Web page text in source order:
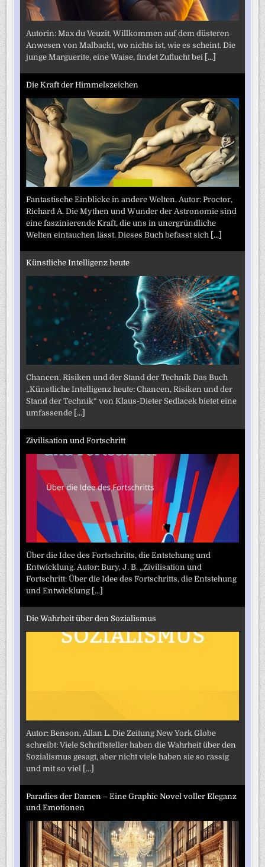
Autorin: Max du Veuzit. Willkommen auf dem düsteren
Anwesen von Malbackt, wo nichts ist, wie es scheint. Die
junge Marguerite, eine Waise, findet Zuflucht bei [...]
Die Kraft der Himmelszeichen
Fantastische Einblicke in andere Welten. Autor: Proctor,
Richard A. Die Mythen und Wunder der Astronomie sind
eine faszinierende Kraft, die uns in unergründliche
Welten eintauchen lässt. Dieses Buch befasst sich [...]
Künstliche Intelligenz heute
Chancen, Risiken und der Stand der Technik Das Buch
„Künstliche Intelligenz heute: Chancen, Risiken und der
Stand der Technik“ von Klaus-Dieter Sedlacek bietet eine
umfassende [...]
Zivilisation und Fortschritt
Über die Idee des Fortschritts, die Entstehung und
Entwicklung. Autor: Bury, J. B. „Zivilisation und
Fortschritt: Über die Idee des Fortschritts, die Entstehung
und Entwicklung [...]
Die Wahrheit über den Sozialismus
Autor: Benson, Allan L. Die Zeitung New York Globe
schreibt: Viele Schriftsteller haben die Wahrheit über den
Sozialismus gesagt, aber nicht viele haben sie so rassig
und mit so viel [...]
Paradies der Damen – Eine Graphic Novel voller Eleganz
und Emotionen